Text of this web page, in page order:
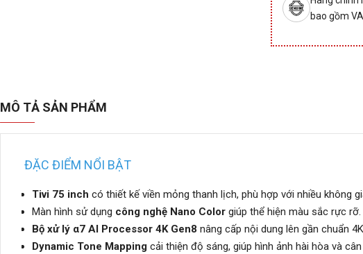
bao gồm
MÔ TẢ SẢN PHẨM
ĐẶC ĐIỂM NỔI BẬT
Tivi 75 inch có thiết kế viền mỏng thanh lịch, phù hợp với nhiều không
Màn hình sử dụng công nghệ Nano Colorgiúp thể hiện màu sắc rực rỡ.
Bộ xử lý α7 AI Processor 4K Gen8 nâng cấp nội dung lên gần chuẩn
Dynamic Tone Mappingcải thiện độ sáng, giúp hình ảnh hài hòa và